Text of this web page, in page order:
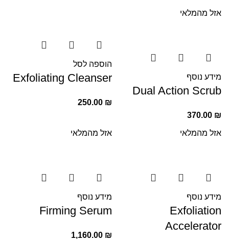
אזל מהמלאי
מידע נוסף
Dual Action Scrub
370.00 ₪
הוספה לסל
Exfoliating Cleanser
250.00 ₪
אזל מהמלאי
מידע נוסף
Exfoliation
Accelerator
אזל מהמלאי
מידע נוסף
Firming Serum
1,160.00 ₪